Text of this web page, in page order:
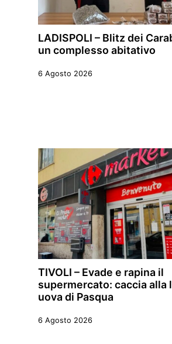
LADISPOLI – Blitz dei
un complesso abitativo
6 Agosto 2026
TIVOLI – Evade e rapina il
supermercato: caccia alla
uova di Pasqua
6 Agosto 2026